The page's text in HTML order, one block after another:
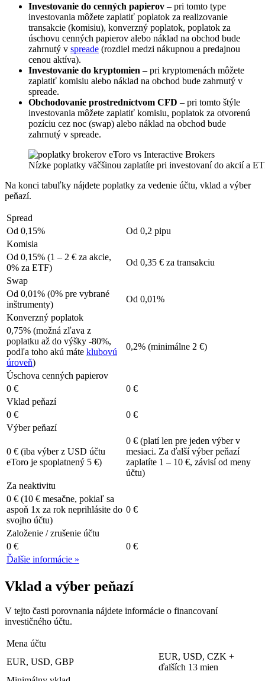
Investovanie do cenných papierov – pri tomto type
investovania môžete zaplatiť poplatok za realizovanie
transakcie (komisiu), konverzný poplatok, poplatok za
úschovu cenných papierov alebo náklad na obchod bude
zahrnutý v spreade (rozdiel medzi nákupnou a predajnou
cenou aktíva).
Investovanie do kryptomien – pri kryptomenách môžete
zaplatiť komisiu alebo náklad na obchod bude zahrnutý v
spreade.
Obchodovanie prostredníctvom CFD – pri tomto štýle
investovania môžete zaplatiť komisiu, poplatok za otvorenú
pozíciu cez noc (swap) alebo náklad na obchod bude
zahrnutý v spreade.
Nízke poplatky väčšinou zaplatíte pri investovaní do akcií a
Na konci tabuľky nájdete poplatky za vedenie účtu, vklad a výber
peňazí.
Spread
Od 0,15%
Od 0,2 pipu
Komisia
Od 0,15% (1 – 2 € za akcie,
0% za ETF)
Od 0,35 € za transakciu
Swap
Od 0,01% (0% pre vybrané
inštrumenty)
Od 0,01%
Konverzný poplatok
0,75% (možná zľava z
poplatku až do výšky -80%,
podľa toho akú máte klubovú
úroveň)
0,2% (minimálne 2 €)
Úschova cenných papierov
0 €
0 €
Vklad peňazí
0 €
0 €
Výber peňazí
0 € (iba výber z USD účtu
eToro je spoplatnený 5 €)
0 € (platí len pre jeden výber v
mesiaci. Za ďalší výber peňazí
zaplatíte 1 – 10 €, závisí od meny
účtu)
Za neaktivitu
0 € (10 € mesačne, pokiaľ sa
aspoň 1x za rok neprihlásite do
svojho účtu)
0 €
Založenie / zrušenie účtu
0 €
0 €
Ďalšie informácie »
Vklad a výber peňazí
V tejto časti porovnania nájdete informácie o financovaní
investičného účtu.
Mena účtu
EUR, USD, GBP
EUR, USD, CZK +
ďalších 13 mien